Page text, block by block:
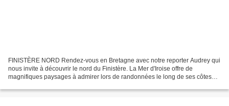
FINISTÈRE NORD Rendez-vous en Bretagne avec notre reporter Audrey qui
nous invite à découvrir le nord du Finistère. La Mer d'Iroise offre de
magnifiques paysages à admirer lors de randonnées le long de ses côtes